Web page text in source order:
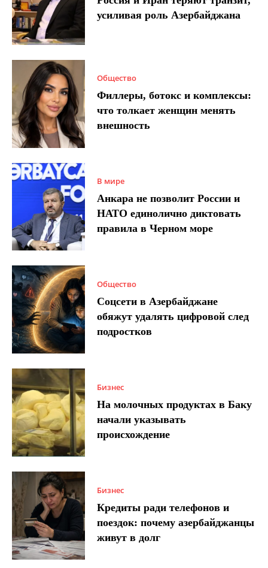
усиливая роль Азербайджана
Общество
Филлеры, ботокс и комплексы:
что толкает женщин менять
внешность
В мире
Анкара не позволит России и
НАТО единолично диктовать
правила в Черном море
Общество
Соцсети в Азербайджане
обяжут удалять цифровой след
подростков
Бизнес
На молочных продуктах в Баку
начали указывать
происхождение
Бизнес
Кредиты ради телефонов и
поездок: почему азербайджанцы
живут в долг